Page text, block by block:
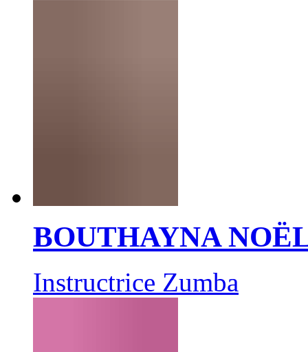
BOUTHAYNA
Instructrice Zumba